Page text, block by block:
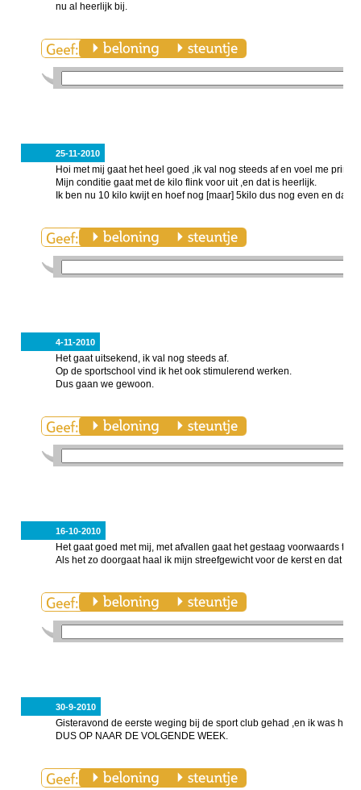
nu al heerlijk bij.
25-11-2010
Hoi met mij gaat het heel goed ,ik val nog steeds af en voel me prima .
Mijn conditie gaat met de kilo flink voor uit ,en dat is heerlijk.
Ik ben nu 10 kilo kwijt en hoef nog [maar] 5kilo dus nog even en dan
4-11-2010
Het gaat uitsekend, ik val nog steeds af.
Op de sportschool vind ik het ook stimulerend werken.
Dus gaan we gewoon.
16-10-2010
Het gaat goed met mij, met afvallen gaat het gestaag voorwaards
Als het zo doorgaat haal ik mijn streefgewicht voor de kerst en dat
30-9-2010
Gisteravond de eerste weging bij de sport club gehad ,en ik was
DUS OP NAAR DE VOLGENDE WEEK.